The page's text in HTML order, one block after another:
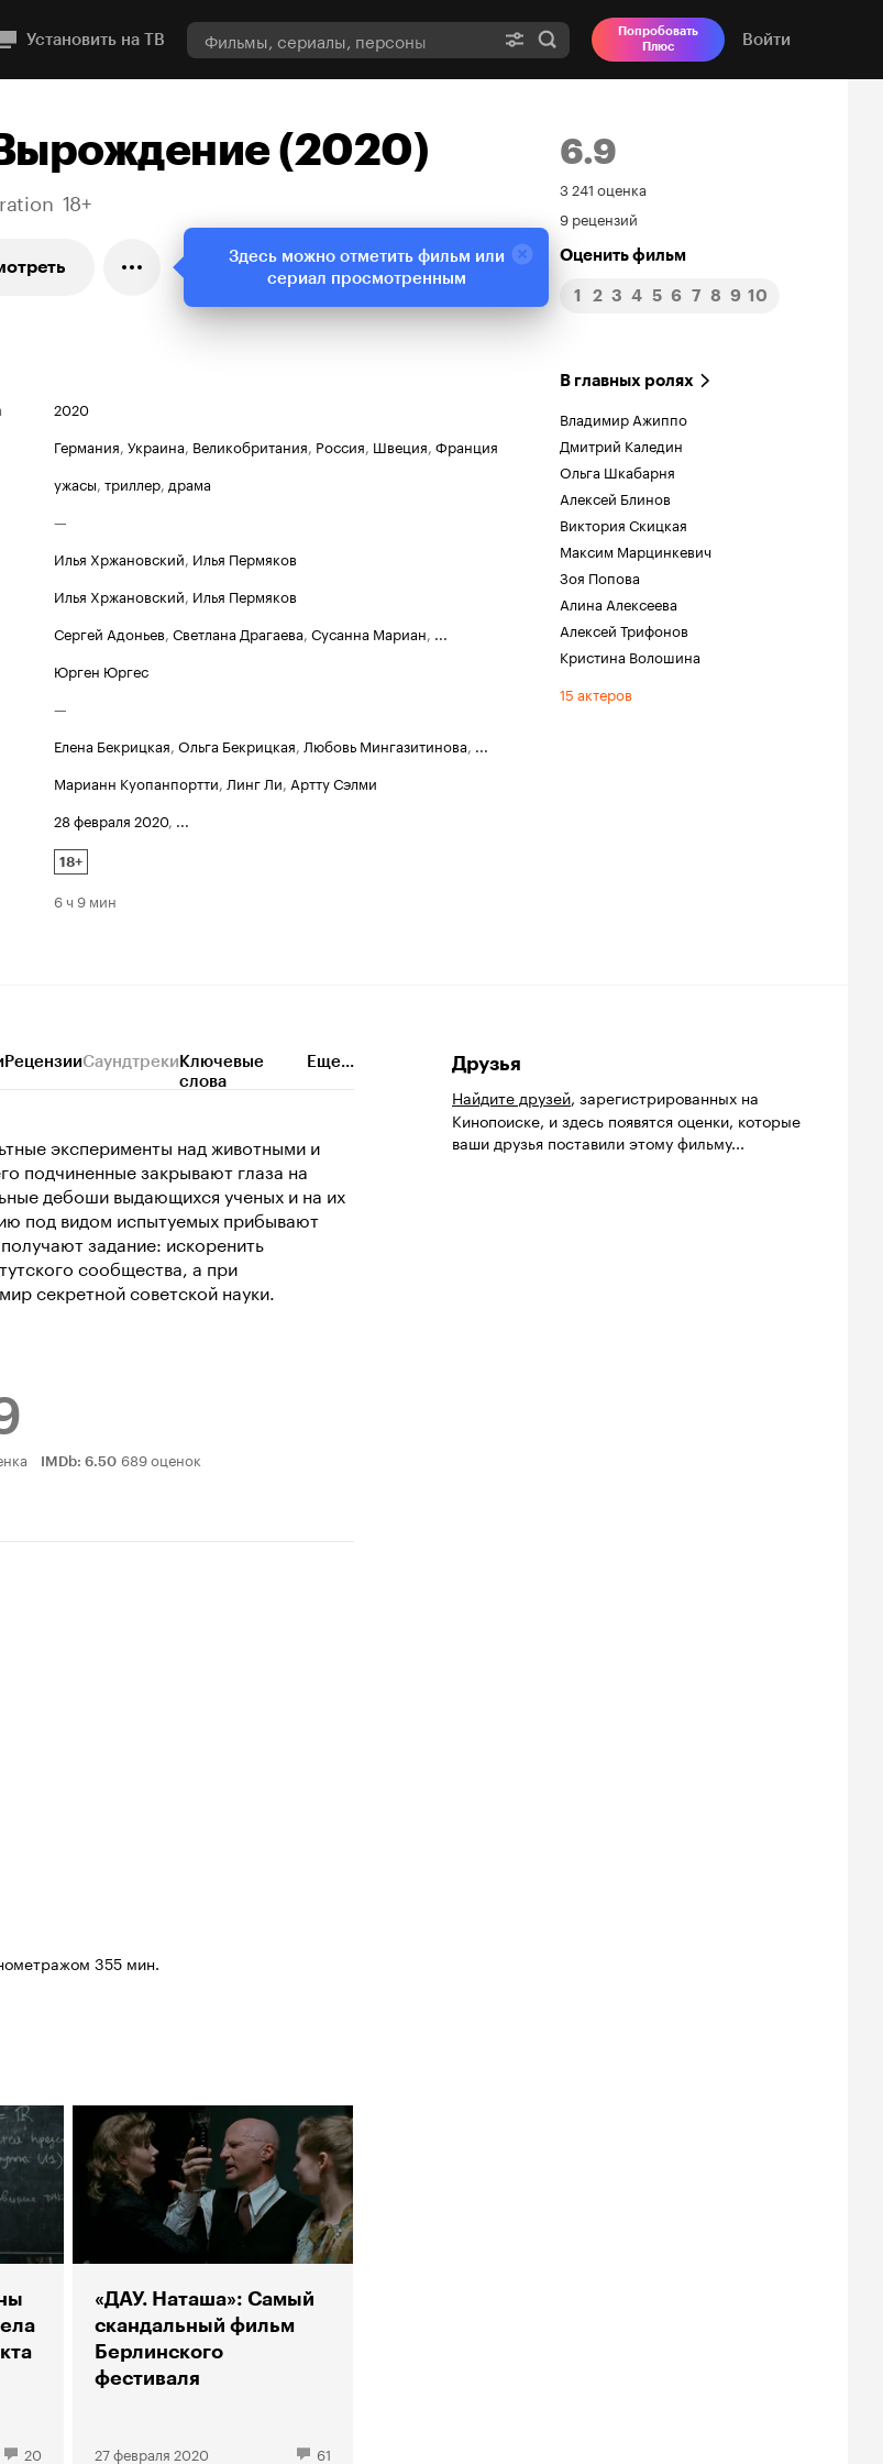
Установить на ТВ
Попробовать
Плюс
Войти
(2020)
18+
6.9
Рейтинг
Кинопоиска
6.9
3 241 оценка
9 рецензий
Оценить фильм
1 2 3 4 5 6 7 8 9 10
2020
Германия, Украина, Великобритания, Россия, Швеция, Франция
ужасы, триллер, драма
—
Илья Хржановский, Илья Пермяков
Илья Хржановский, Илья Пермяков
Сергей Адоньев, Светлана Драгаева, Сусанна Мариан, ...
Юрген Юргес
—
Елена Бекрицкая, Ольга Бекрицкая, Любовь Мингазитинова, ...
Марианн Куопанпортти, Линг Ли, Артту Сэлми
28 февраля 2020, ...
18+
6 ч 9 мин
В главных ролях
Владимир Ажиппо
Дмитрий Каледин
Ольга Шкабарня
Алексей Блинов
Виктория Скицкая
Максим Марцинкевич
Зоя Попова
Алина Алексеева
Алексей Трифонов
Кристина Волошина
15 актеров
РецензииСаундтрекиКлючевые
слова
Еще...
эксперименты над животными и
подчиненные закрывают глаза на
дебоши выдающихся ученых и на их
под видом испытуемых прибывают
задание: искоренить
сообщества, а при
секретной советской науки.
IMDb: 6.50 689 оценок
355 мин.
20
«ДАУ. Наташа»: Самый
скандальный фильм
Берлинского
фестиваля
27 февраля 2020 61
Друзья
Найдите друзей, зарегистрированных на
Кинопоиске, и здесь появятся оценки, которые
ваши друзья поставили этому фильму...
Здесь можно отметить фильм или
сериал просмотренным